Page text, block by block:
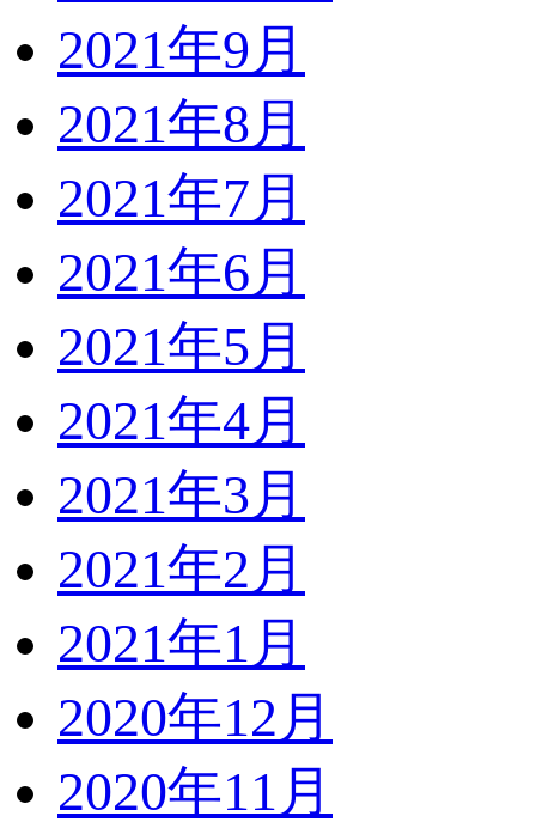
2021年9月
2021年8月
2021年7月
2021年6月
2021年5月
2021年4月
2021年3月
2021年2月
2021年1月
2020年12月
2020年11月